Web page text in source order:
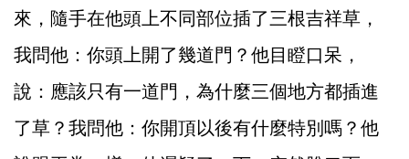
來，隨手在他頭上不同部位插了三根吉祥草，
我問他：你頭上開了幾道門？他目瞪口呆，
說：應該只有一道門，為什麼三個地方都插進
了草？我問他：你開頂以後有什麼特別嗎？他